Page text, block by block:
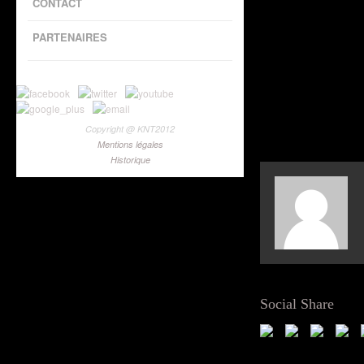
PARTENAIRES
Copyright @ KNT2012
Mentions légales
Historique
Social Share